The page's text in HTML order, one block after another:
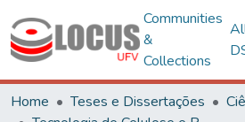
Communities
&
Collections
Home Teses e Dissertações